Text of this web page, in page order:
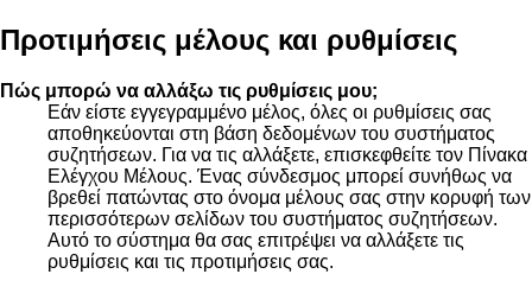
Προτιμήσεις μέλους και ρυθμίσεις
Πώς μπορώ να αλλάξω τις ρυθμίσεις μου;
Εάν είστε εγγεγραμμένο μέλος, όλες οι ρυθμίσεις σας
αποθηκεύονται στη βάση δεδομένων του συστήματος
συζητήσεων. Για να τις αλλάξετε, επισκεφθείτε τον Πίνακα
Ελέγχου Μέλους. Ένας σύνδεσμος μπορεί συνήθως να
βρεθεί πατώντας στο όνομα μέλους σας στην κορυφή των
περισσότερων σελίδων του συστήματος συζητήσεων.
Αυτό το σύστημα θα σας επιτρέψει να αλλάξετε τις
ρυθμίσεις και τις προτιμήσεις σας.